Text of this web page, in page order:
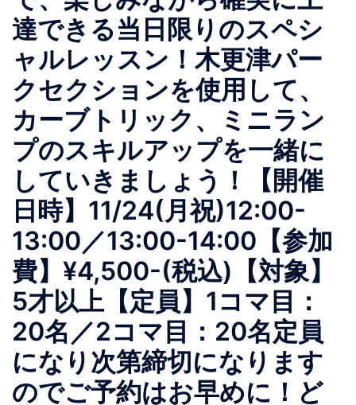
達できる当日限りのスペシ
ャルレッスン！木更津パー
クセクションを使用して、
カーブトリック、ミニラン
プのスキルアップを一緒に
していきましょう！【開催
日時】11/24(月祝)12:00-
13:00／13:00-14:00【参加
費】¥4,500-(税込)【対象】
5才以上【定員】1コマ目：
20名／2コマ目：20名定員
になり次第締切になります
のでご予約はお早めに！ど